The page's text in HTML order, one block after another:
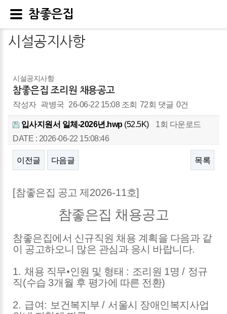
시설공지사항
시설공지사항
참좋은집 조리원 채용공고
작성자 곽병국 26-06-22 15:08조회 72회 댓글 0건
입사지원서 일체-2026년.hwp(52.5K)
1회 다운로드
DATE : 2026-06-22 15:08:46
이전글 다음글 목록
본문
[참좋은집 공고 제 2026-11호]
참좋은집 채용공고
참좋은집에서 신규직원 채용 계획을 다음과 같
이 공고하오니 많은 관심과 응시 바랍니다.
1. 채용 직무•인원 및 형태 : 조리원 1명 / 정규
직(수습 3개월 후 평가에 따른 전환)
2. 급여: 보건복지부 / 서울시 장애인복지사업
참좋은집